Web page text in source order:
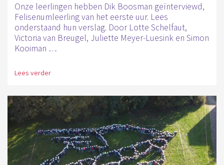
Onze leerlingen hebben Dik Boosman geïnterviewd,
Felisenumleerling van het eerste uur. Lees
onderstaand hun verslag. Door Lotte Schelfaut,
Victoria van Breugel, Juliette Meyer-Luesink en Simon
Kooiman …
Lees verder